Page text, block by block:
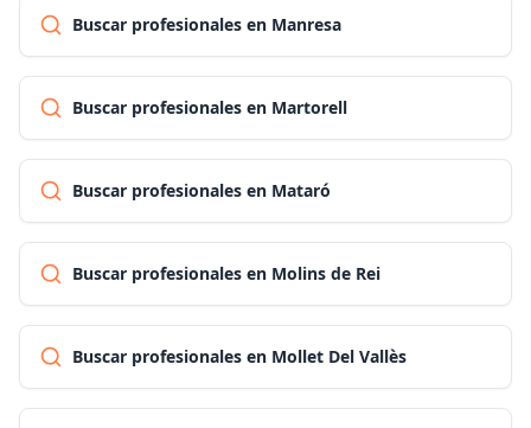
Buscar profesionales en Manresa
Buscar profesionales en Martorell
Buscar profesionales en Mataró
Buscar profesionales en Molins de Rei
Buscar profesionales en Mollet Del Vallès